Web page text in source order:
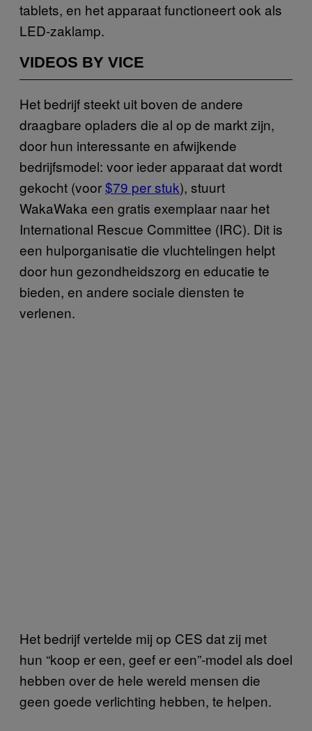
tablets, en het apparaat functioneert ook als
LED-zaklamp.
VIDEOS BY VICE
Het bedrijf steekt uit boven de andere
draagbare opladers die al op de markt zijn,
door hun interessante en afwijkende
bedrijfsmodel: voor ieder apparaat dat wordt
gekocht (voor$79 per stuk), stuurt
WakaWaka een gratis exemplaar naar het
International Rescue Committee (IRC). Dit is
een hulporganisatie die vluchtelingen helpt
door hun gezondheidszorg en educatie te
bieden, en andere sociale diensten te
verlenen.
Het bedrijf vertelde mij op CES dat zij met
hun “koop er een, geef er een”-model als doel
hebben over de hele wereld mensen die
geen goede verlichting hebben, te helpen.